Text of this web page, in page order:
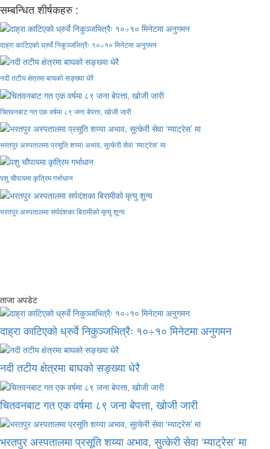
सम्बन्धित शीर्षकहरु :
दाह्रा काटिएको ध्रुर्वे निकुञ्जभित्रैः १०÷१० मिनेटमा अनुगमन
नदी तटीय क्षेत्रमा बाघको सङ्ख्या धेरै
चितवनबाट गत एक वर्षमा ८९ जना बेपत्ता, खोजी जारी
भरतपुर अस्पतालमा प्रसूति शय्या अभाव, सुत्केरी सेवा ‘म्याट्रेस’ मा
पशु चौपायमा कृत्रिम गर्भाधान
भरतपुर अस्पतालमा सर्पदंशका बिरामीको मृत्यु शून्य
ताजा अपडेट
दाह्रा काटिएको ध्रुर्वे निकुञ्जभित्रैः १०÷१० मिनेटमा अनुगमन
नदी तटीय क्षेत्रमा बाघको सङ्ख्या धेरै
चितवनबाट गत एक वर्षमा ८९ जना बेपत्ता, खोजी जारी
भरतपुर अस्पतालमा प्रसूति शय्या अभाव, सुत्केरी सेवा ‘म्याट्रेस’ मा